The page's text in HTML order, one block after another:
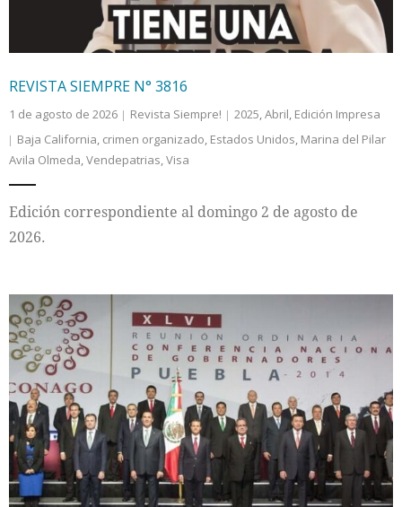
REVISTA SIEMPRE N° 3816
1 de agosto de 2026 Revista Siempre! 2025,Abril, Edición Impresa
Baja California, crimen organizado, Estados Unidos, Marina del Pilar
Avila Olmeda,Vendepatrias,Visa
Edición correspondiente al domingo 2 de agosto de
2026.